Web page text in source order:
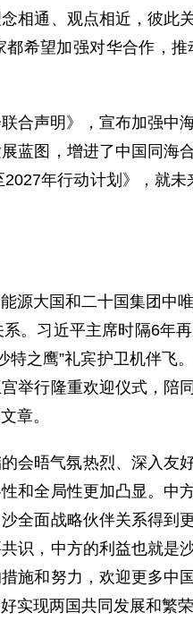
相通、观点相近，彼
希望加强对华合作，
合声明》，宣布加强
蓝图，增进了中国同
年行动计划》，就
源大国和二十国集团中
。习近平主席时隔6年
特之鹰”礼宾护卫机伴
举行隆重欢迎仪式，陪
章。
会晤气氛热烈、深入
和全局性更加凸显。
全面战略伙伴关系得
识，中方的利益也就
施和努力，欢迎更多
实现两国共同发展和繁荣